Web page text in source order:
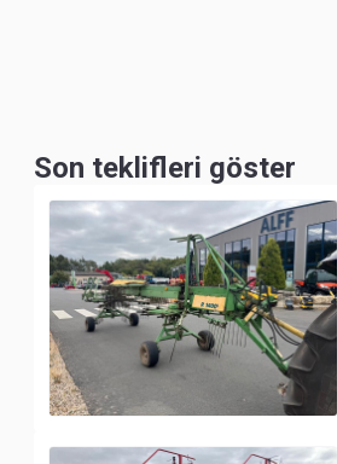
Son teklifleri göster